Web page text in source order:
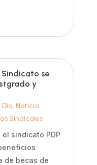
se
y
, Noticia
Sindicales
sindicato PDP
de becas de